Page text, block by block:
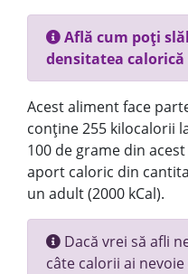
Află cum poți
densitatea
Acest aliment face
conține 255 kilocalorii
100 de grame din
aport caloric din
un adult (2000 kCal).
Dacă vrei să afli
câte calorii ai